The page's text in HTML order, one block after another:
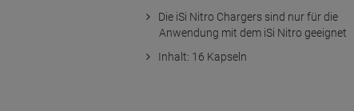
Die iSi Nitro Chargers sind nur für die
Anwendung mit dem iSi Nitro geeignet
Inhalt: 16 Kapseln